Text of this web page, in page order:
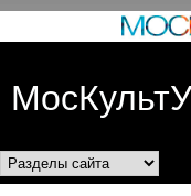
Разделы сайта